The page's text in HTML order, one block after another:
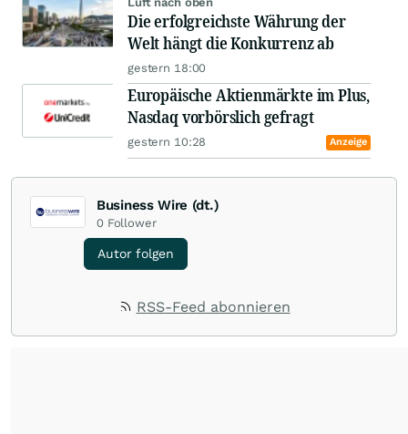
Die erfolgreichste Währung der
Welt hängt die Konkurrenz ab
gestern 18:00
Europäische Aktienmärkte im Plus,
Nasdaq vorbörslich gefragt
gestern 10:28 Anzeige
Business Wire (dt.)
0 Follower
Autor folgen
RSS-Feed abonnieren